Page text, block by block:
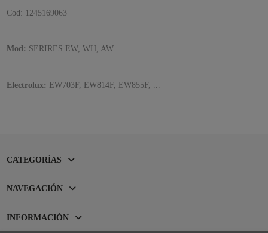
Cod: 1245169063
Mod: SERIRES EW, WH, AW
Electrolux: EW703F, EW814F, EW855F, ...
CATEGORÍAS
NAVEGACIÓN
INFORMACIÓN